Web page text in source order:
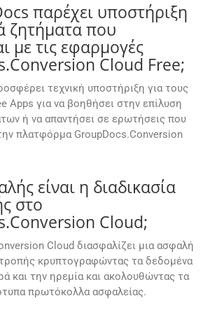
παρέχει υποστήριξη
ζητήματα που
με τις εφαρμογές
Cloud Free;
τεχνική υποστήριξη για τους
Apps για να βοηθήσει στην επίλυση
ή να απαντήσει σε ερωτήσεις που
πλατφόρμα GroupDocs.Conversion
είναι η διαδικασία
στο
Cloud;
Cloud διασφαλίζει μια ασφαλή
κρυπτογραφώντας τα δεδομένα
και την ηρεμία και ακολουθώντας τα
πρωτόκολλα ασφαλείας.